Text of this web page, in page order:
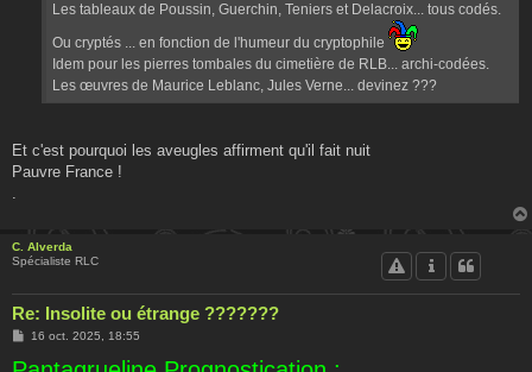
Les tableaux de Poussin, Guerchin, Teniers et Delacroix... tous codés.
Ou cryptés ... en fonction de l'humeur du cryptophile
Idem pour les pierres tombales du cimetière de RLB... archi-codées.
Les œuvres de Maurice Leblanc, Jules Verne... devinez ???
Et c'est pourquoi les aveugles affirment qu'il fait nuit
Pauvre France !
C. Alverda
Spécialiste RLC
Re: Insolite ou étrange ???????
M
s
16 oct. 2025, 18:55